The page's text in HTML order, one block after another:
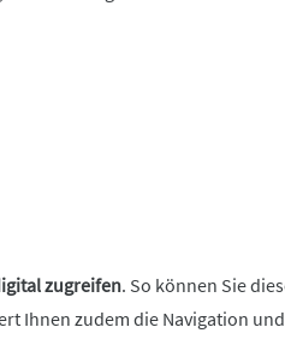
zugreifen. So können Sie
Ihnen zudem die Navigation